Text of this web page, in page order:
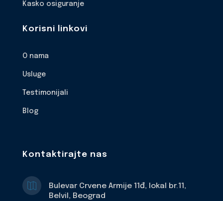
Kasko osiguranje
Korisni linkovi
O nama
Usluge
Testimonijali
Blog
Kontaktirajte nas
Bulevar Crvene Armije 11đ, lokal br.11,
Belvil, Beograd